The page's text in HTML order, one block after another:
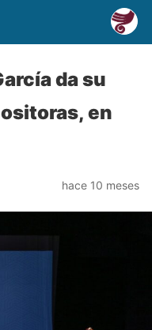
da su
en
hace 10 meses